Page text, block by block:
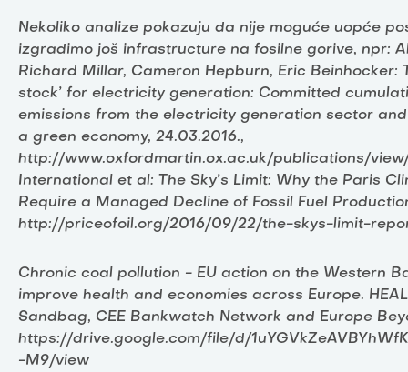
Nekoliko analize pokazuju da nije moguće uopće
izgradimo još infrastructure na fosilne gorive, npr:
Richard Millar, Cameron Hepburn, Eric Beinhocker:
stock’ for electricity generation: Committed
emissions from the electricity generation sector
a green economy, 24.03.2016.,
http://www.oxfordmartin.ox.ac.uk/publications/view/
International et al: The Sky’s Limit: Why the Paris
Require a Managed Decline of Fossil Fuel
http://priceofoil.org/2016/09/22/the-skys-limit-
Chronic coal pollution - EU action on the Western
improve health and economies across Europe.
Sandbag, CEE Bankwatch Network and Europe
https://drive.google.com/file/d/
-M9/view